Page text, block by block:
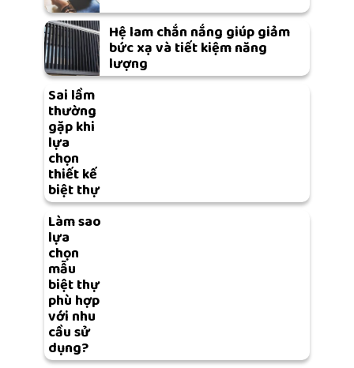
Hệ lam chắn nắng giúp giảm
bức xạ và tiết kiệm năng
lượng
Sai lầm
thường
gặp khi
lựa
chọn
thiết kế
biệt thự
Làm sao
lựa
chọn
mẫu
biệt thự
phù hợp
với nhu
cầu sử
dụng?